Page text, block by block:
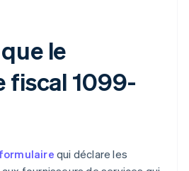
le
fiscal 1099-
qui déclare les